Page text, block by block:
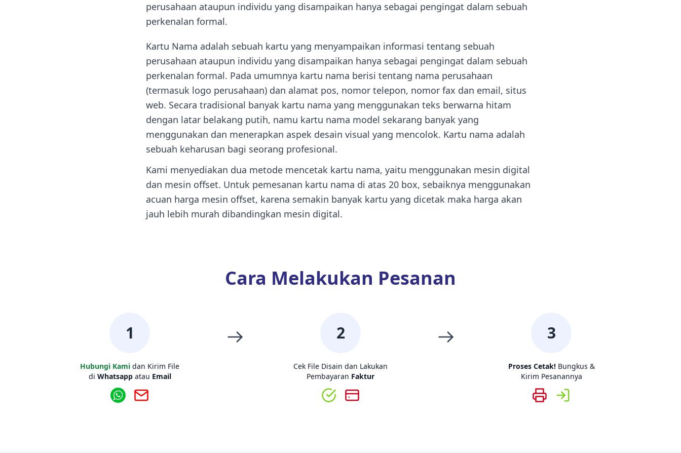
perusahaan ataupun individu yang disampaikan hanya sebagai pengingat dalam sebuah
perkenalan formal.
Kartu Nama adalah sebuah kartu yang menyampaikan informasi tentang sebuah
perusahaan ataupun individu yang disampaikan hanya sebagai pengingat dalam sebuah
perkenalan formal. Pada umumnya kartu nama berisi tentang nama perusahaan
(termasuk logo perusahaan) dan alamat pos, nomor telepon, nomor fax dan email, situs
web. Secara tradisional banyak kartu nama yang menggunakan teks berwarna hitam
dengan latar belakang putih, namu kartu nama model sekarang banyak yang
menggunakan dan menerapkan aspek desain visual yang mencolok. Kartu nama adalah
sebuah keharusan bagi seorang profesional.
Kami menyediakan dua metode mencetak kartu nama, yaitu menggunakan mesin digital
dan mesin offset. Untuk pemesanan kartu nama di atas 20 box, sebaiknya menggunakan
acuan harga mesin offset, karena semakin banyak kartu yang dicetak maka harga akan
jauh lebih murah dibandingkan mesin digital.
Cara Melakukan Pesanan
1
Hubungi Kami dan Kirim File
di Whatsapp atau Email
2
Cek File Disain dan Lakukan
Pembayaran Faktur
3
Proses Cetak!Bungkus &
Kirim Pesanannya